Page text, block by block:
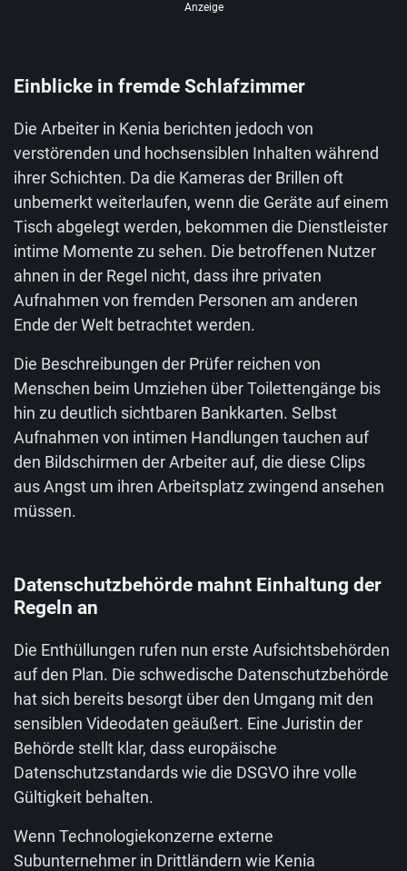
Anzeige
Einblicke in fremde Schlafzimmer
Die Arbeiter in Kenia berichten jedoch von
verstörenden und hochsensiblen Inhalten während
ihrer Schichten. Da die Kameras der Brillen oft
unbemerkt weiterlaufen, wenn die Geräte auf einem
Tisch abgelegt werden, bekommen die Dienstleister
intime Momente zu sehen. Die betroffenen Nutzer
ahnen in der Regel nicht, dass ihre privaten
Aufnahmen von fremden Personen am anderen
Ende der Welt betrachtet werden.
Die Beschreibungen der Prüfer reichen von
Menschen beim Umziehen über Toilettengänge bis
hin zu deutlich sichtbaren Bankkarten. Selbst
Aufnahmen von intimen Handlungen tauchen auf
den Bildschirmen der Arbeiter auf, die diese Clips
aus Angst um ihren Arbeitsplatz zwingend ansehen
müssen.
Datenschutzbehörde mahnt Einhaltung der
Regeln an
Die Enthüllungen rufen nun erste Aufsichtsbehörden
auf den Plan. Die schwedische Datenschutzbehörde
hat sich bereits besorgt über den Umgang mit den
sensiblen Videodaten geäußert. Eine Juristin der
Behörde stellt klar, dass europäische
Datenschutzstandards wie die DSGVO ihre volle
Gültigkeit behalten.
Wenn Technologiekonzerne externe
Subunternehmer in Drittländern wie Kenia